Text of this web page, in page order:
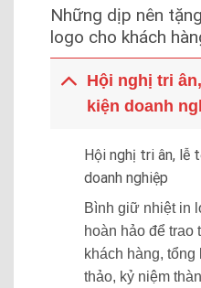
Những dịp nên
logo cho khách
Hội nghị tri
kiện doanh
Hội nghị tri ân, lễ
doanh nghiệp
Bình giữ nhiệt in
hoàn hảo để trao
khách hàng, tổng
thảo, kỷ niệm